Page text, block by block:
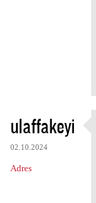
ulaffakeyi
02.10.2024
Adres